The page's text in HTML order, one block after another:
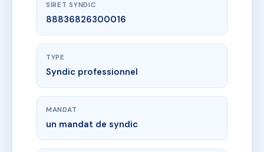
SIRET SYNDIC
88836826300016
TYPE
Syndic professionnel
MANDAT
un mandat de syndic